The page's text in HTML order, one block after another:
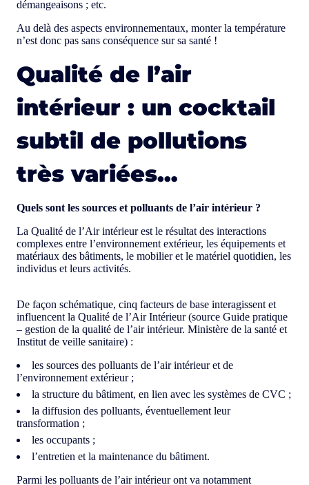
démangeaisons ; etc.
Au delà des aspects environnementaux, monter la température
n’est donc pas sans conséquence sur sa santé !
Qualité de l’air
intérieur : un cocktail
subtil de pollutions
très variées…
Quels sont les sources et polluants de l’air intérieur ?
La Qualité de l’Air intérieur est le résultat des interactions
complexes entre l’environnement extérieur, les équipements et
matériaux des bâtiments, le mobilier et le matériel quotidien, les
individus et leurs activités.
De façon schématique, cinq facteurs de base interagissent et
influencent la Qualité de l’Air Intérieur (source Guide pratique
– gestion de la qualité de l’air intérieur. Ministère de la santé et
Institut de veille sanitaire) :
les sources des polluants de l’air intérieur et de
l’environnement extérieur ;
la structure du bâtiment, en lien avec les systèmes de CVC ;
la diffusion des polluants, éventuellement leur
transformation ;
les occupants ;
l’entretien et la maintenance du bâtiment.
Parmi les polluants de l’air intérieur ont va notamment